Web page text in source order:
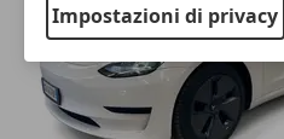
Impostazioni di privacy